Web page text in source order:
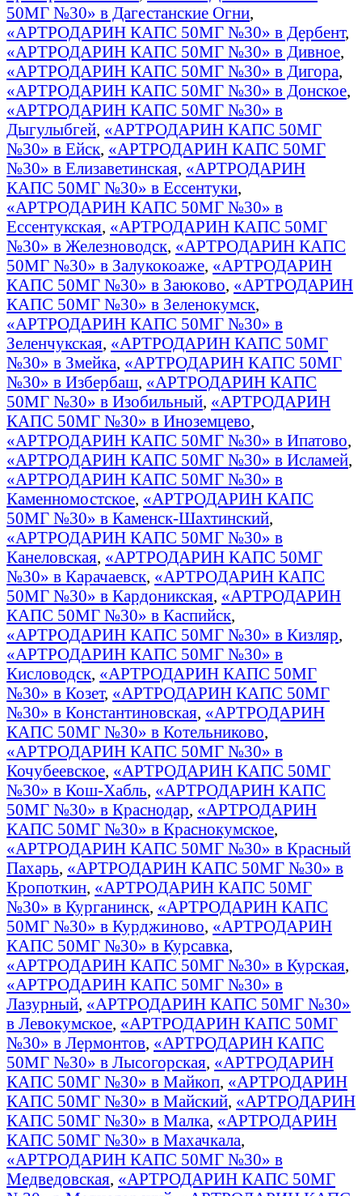
50МГ №30» в Дагестанские Огни,
«АРТРОДАРИН КАПС 50МГ №30» в Дербент,
«АРТРОДАРИН КАПС 50МГ №30» в Дивное,
«АРТРОДАРИН КАПС 50МГ №30» в Дигора,
«АРТРОДАРИН КАПС 50МГ №30» в Донское,
«АРТРОДАРИН КАПС 50МГ №30» в
Дыгулыбгей, «АРТРОДАРИН КАПС 50МГ
№30» в Ейск, «АРТРОДАРИН КАПС 50МГ
№30» в Елизаветинская, «АРТРОДАРИН
КАПС 50МГ №30» в Ессентуки,
«АРТРОДАРИН КАПС 50МГ №30» в
Ессентукская, «АРТРОДАРИН КАПС 50МГ
№30» в Железноводск, «АРТРОДАРИН КАПС
50МГ №30» в Залукокоаже, «АРТРОДАРИН
КАПС 50МГ №30» в Заюково, «АРТРОДАРИН
КАПС 50МГ №30» в Зеленокумск,
«АРТРОДАРИН КАПС 50МГ №30» в
Зеленчукская, «АРТРОДАРИН КАПС 50МГ
№30» в Змейка, «АРТРОДАРИН КАПС 50МГ
№30» в Избербаш, «АРТРОДАРИН КАПС
50МГ №30» в Изобильный, «АРТРОДАРИН
КАПС 50МГ №30» в Иноземцево,
«АРТРОДАРИН КАПС 50МГ №30» в Ипатово,
«АРТРОДАРИН КАПС 50МГ №30» в Исламей,
«АРТРОДАРИН КАПС 50МГ №30» в
Каменномостское, «АРТРОДАРИН КАПС
50МГ №30» в Каменск-Шахтинский,
«АРТРОДАРИН КАПС 50МГ №30» в
Канеловская, «АРТРОДАРИН КАПС 50МГ
№30» в Карачаевск, «АРТРОДАРИН КАПС
50МГ №30» в Кардоникская, «АРТРОДАРИН
КАПС 50МГ №30» в Каспийск,
«АРТРОДАРИН КАПС 50МГ №30» в Кизляр,
«АРТРОДАРИН КАПС 50МГ №30» в
Кисловодск, «АРТРОДАРИН КАПС 50МГ
№30» в Козет, «АРТРОДАРИН КАПС 50МГ
№30» в Константиновская, «АРТРОДАРИН
КАПС 50МГ №30» в Котельниково,
«АРТРОДАРИН КАПС 50МГ №30» в
Кочубеевское, «АРТРОДАРИН КАПС 50МГ
№30» в Кош-Хабль, «АРТРОДАРИН КАПС
50МГ №30» в Краснодар, «АРТРОДАРИН
КАПС 50МГ №30» в Краснокумское,
«АРТРОДАРИН КАПС 50МГ №30» в Красный
Пахарь, «АРТРОДАРИН КАПС 50МГ №30» в
Кропоткин, «АРТРОДАРИН КАПС 50МГ
№30» в Курганинск, «АРТРОДАРИН КАПС
50МГ №30» в Курджиново, «АРТРОДАРИН
КАПС 50МГ №30» в Курсавка,
«АРТРОДАРИН КАПС 50МГ №30» в Курская,
«АРТРОДАРИН КАПС 50МГ №30» в
Лазурный, «АРТРОДАРИН КАПС 50МГ №30»
в Левокумское, «АРТРОДАРИН КАПС 50МГ
№30» в Лермонтов, «АРТРОДАРИН КАПС
50МГ №30» в Лысогорская, «АРТРОДАРИН
КАПС 50МГ №30» в Майкоп, «АРТРОДАРИН
КАПС 50МГ №30» в Майский, «АРТРОДАРИН
КАПС 50МГ №30» в Малка, «АРТРОДАРИН
КАПС 50МГ №30» в Махачкала,
«АРТРОДАРИН КАПС 50МГ №30» в
Медведовская, «АРТРОДАРИН КАПС 50МГ